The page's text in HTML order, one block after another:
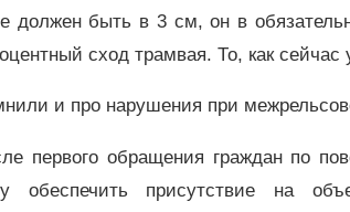
должен быть в 3 см, он в
сход трамвая. То, как
и про нарушения при
первого обращения граждан по
обеспечить присутствие на